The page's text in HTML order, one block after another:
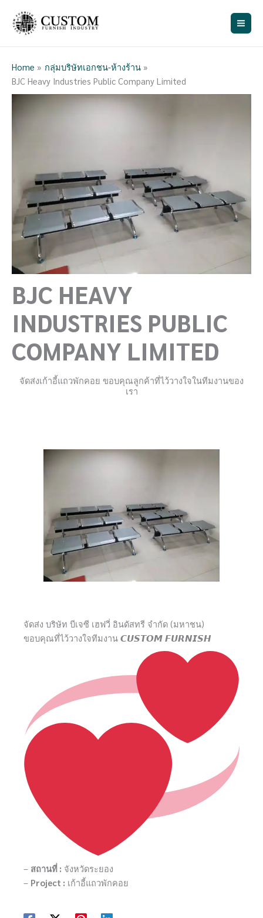
content
Home
กลุ่มบริษัทเอกชน-ห้างร้าน
BJC Heavy Industries Public Company Limited
BJC HEAVY
INDUSTRIES PUBLIC
COMPANY LIMITED
จัดส่งเก้าอี้แถวพักคอย ขอบคุณลูกค้าที่ไว้วางใจในทีมงานของ
เรา
จัดส่ง บริษัท บีเจซี เฮฟวี่ อินดัสทรี จำกัด (มหาชน)
ขอบคุณที่ไว้วางใจทีมงาน 𝘾𝙐𝙎𝙏𝙊𝙈 𝙁𝙐𝙍𝙉𝙄𝙎𝙃
– สถานที่ : จังหวัดระยอง
– Project : เก้าอี้แถวพักคอย
น